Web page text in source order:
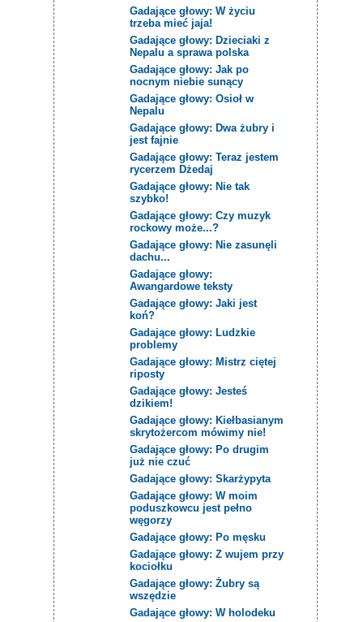
Gadające głowy: W życiu
trzeba mieć jaja!
Gadające głowy: Dzieciaki z
Nepalu a sprawa polska
Gadające głowy: Jak po
nocnym niebie sunący
Gadające głowy: Osioł w
Nepalu
Gadające głowy: Dwa żubry i
jest fajnie
Gadające głowy: Teraz jestem
rycerzem Dżedaj
Gadające głowy: Nie tak
szybko!
Gadające głowy: Czy muzyk
rockowy może...?
Gadające głowy: Nie zasunęli
dachu...
Gadające głowy:
Awangardowe teksty
Gadające głowy: Jaki jest
koń?
Gadające głowy: Ludzkie
problemy
Gadające głowy: Mistrz ciętej
riposty
Gadające głowy: Jesteś
dzikiem!
Gadające głowy: Kiełbasianym
skrytożercom mówimy nie!
Gadające głowy: Po drugim
już nie czuć
Gadające głowy: Skarżypyta
Gadające głowy: W moim
poduszkowcu jest pełno
węgorzy
Gadające głowy: Po męsku
Gadające głowy: Z wujem przy
kociołku
Gadające głowy: Żubry są
wszędzie
Gadające głowy: W holodeku